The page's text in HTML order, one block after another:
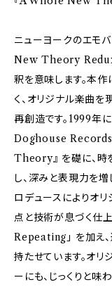
ニューヨークのエモ
New Theory Redux
釈を意味します。本
く、オリジナル楽曲
再創造です。1999年
Doghouse Records
Theory』 を礎に、時
し、深みと表現力を増
ロデュースによりオ
点と技術が息づく仕
Repeating」 を加え
持たせています。オリ
ーにも、じっくりと味